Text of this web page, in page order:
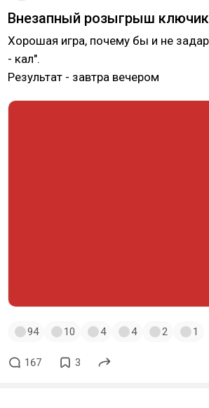
Внезапный розыгрыш
Хорошая игра, почему бы и не
- кал".
Результат - завтра вечером
94 10 4 4 2 1
167 3